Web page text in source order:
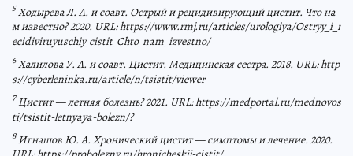
5Ходырева Л. А. и соавт. Острый и рецидивирующий цистит. Что на
м известно? 2020. URL: https://www.rmj.ru/articles/urologiya/Ostryy_i_r
ecidiviruyuschiy_cistit_Chto_nam_izvestno/
6Халилова У. А. и соавт. Цистит. Медицинская сестра. 2018. URL: http
s://cyberleninka.ru/article/n/tsistit/viewer
7Цистит — летняя болезнь? 2021. URL: https://medportal.ru/mednovos
ti/tsistit-letnyaya-bolezn/?
8Игнашов Ю. А. Хронический цистит — симптомы и лечение. 2020.